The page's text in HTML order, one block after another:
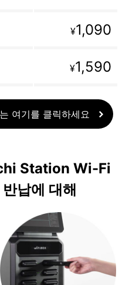
¥1,090
¥1,590
여기를 클릭하세요
Station Wi-Fi
납에 대해